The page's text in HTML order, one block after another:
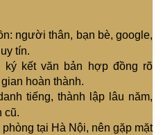
người thân, bạn bè, google,
tín.
ký kết văn bản hợp đồng rõ
hoàn thành.
tiếng, thành lập lâu năm,
cũ.
tại Hà Nội, nên gặp mặt